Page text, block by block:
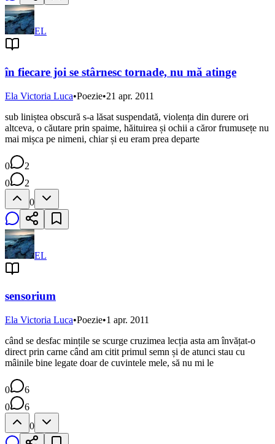
EL
în fiecare joi se stârnesc tornade, nu mă atinge
Ela Victoria Luca•Poezie•21 apr. 2011
sub liniștea obscură s-a lăsat suspendată, violența din durere ori
altceva, o căutare prin spaime, hăituirea și ochii a căror frumusețe nu
mai mișca pe nimeni, chiar și eu eram prea departe
0
2
0
2
0
EL
sensorium
Ela Victoria Luca•Poezie•1 apr. 2011
când se desfac mințile se scurge cruzimea lecția asta am învățat-o
direct prin carne când am citit primul semn și de atunci stau cu
mâinile bine legate doar de cuvintele mele, să nu mi le
0
6
0
6
0